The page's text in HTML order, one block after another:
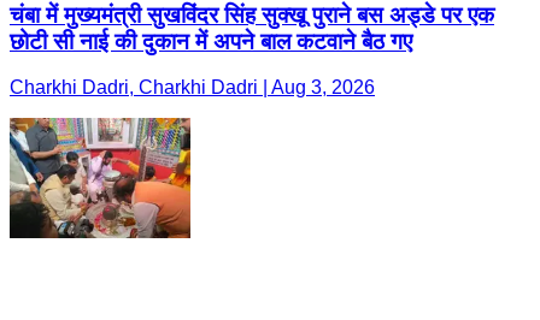
चंबा में मुख्यमंत्री सुखविंदर सिंह सुक्खू पुराने बस अड्डे पर एक
छोटी सी नाई की दुकान में अपने बाल कटवाने बैठ गए
Charkhi Dadri, Charkhi Dadri | Aug 3, 2026